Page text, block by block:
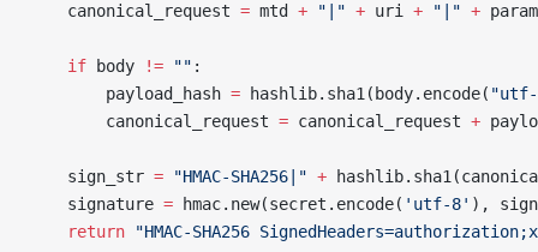
    canonical_request
= mtd + "|" + uri + "|" +
    if
body != "" :
        payload_hash
= hashlib.sha1(body.encode(
        canonical_request
= canonical_request +
    sign_str
= "HMAC-SHA256|" +
    signature
= hmac.new(secret.encode( 'utf-8' ),
    return
"HMAC-SHA256